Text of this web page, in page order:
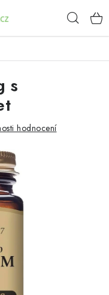
s
hodnocení